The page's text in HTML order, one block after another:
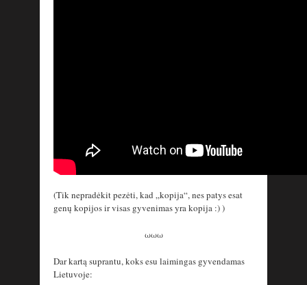
(Tik nepradėkit pezėti, kad „kopija“, nes patys esat
genų kopijos ir visas gyvenimas yra kopija :) )
ωωω
Dar kartą suprantu, koks esu laimingas gyvendamas
Lietuvoje: